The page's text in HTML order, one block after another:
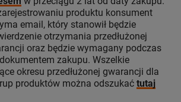
produktu konsument
email, który stanowił będzie
otrzymania przedłużonej
oraz będzie wymagany podczas
zakupu. Wszelkie
okresu przedłużonej gwarancji dla
produktów można odszukać tutaj